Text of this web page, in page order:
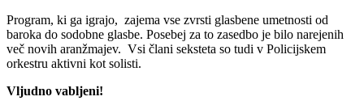
Program, ki ga igrajo, zajema vse zvrsti glasbene umetnosti od
baroka do sodobne glasbe. Posebej za to zasedbo je bilo narejenih
več novih aranžmajev. Vsi člani seksteta so tudi v Policijskem
orkestru aktivni kot solisti.
Vljudno vabljeni!